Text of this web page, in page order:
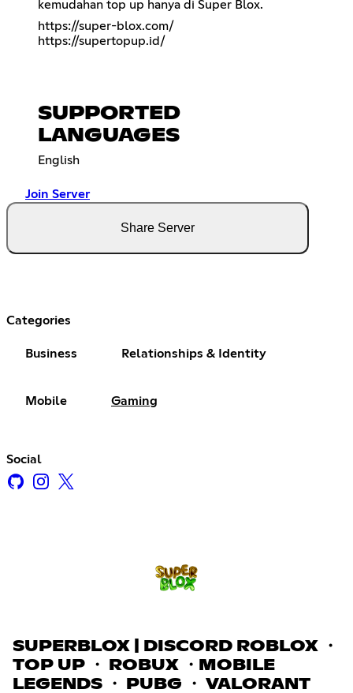
kemudahan top up hanya di Super Blox.
https://super-blox.com/
https://supertopup.id/
SUPPORTED
LANGUAGES
English
Join Server
Share Server
Categories
Business Relationships & Identity
Mobile Gaming
Social
SUPERBLOX | DISCORD ROBLOX ・
TOP UP ・ ROBUX ・MOBILE
LEGENDS ・ PUBG ・ VALORANT